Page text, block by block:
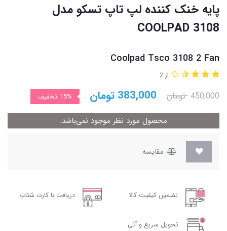
پایه خنک کننده لپ تاپ تسکو مدل
COOLPAD 3108
Coolpad Tsco 3108 2 Fan
از 2
450,000 تومان 383,000 تومان 15% تخفیف
محصول مورد نظر موجود نمی‌باشد.
مقایسه
تضمین کیفیت کالا دریافت با کارت شتاب
تحویل سریع و آنی